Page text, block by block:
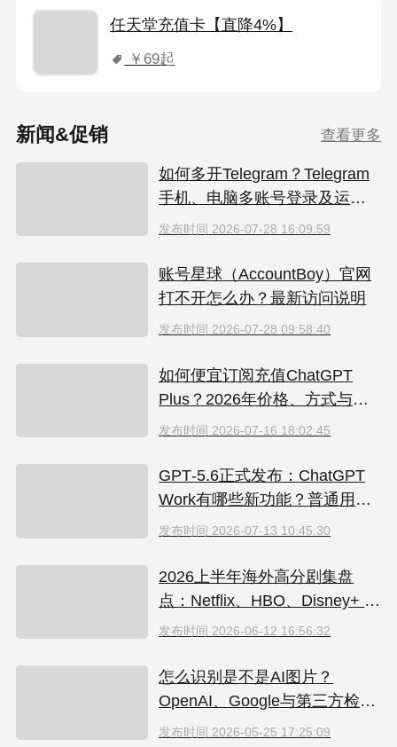
任天堂充值卡【直降4%】
￥69起
新闻&促销 查看更多
如何多开Telegram？Telegram
手机、电脑多账号登录及运营
指南
发布时间 2026-07-28 16:09:59
账号星球（AccountBoy）官网
打不开怎么办？最新访问说明
发布时间 2026-07-28 09:58:40
如何便宜订阅充值ChatGPT
Plus？2026年价格、方式与避
坑指南
发布时间 2026-07-16 18:02:45
GPT‑5.6正式发布：ChatGPT
Work有哪些新功能？普通用户
值得升级吗
发布时间 2026-07-13 10:45:30
2026上半年海外高分剧集盘
点：Netflix、HBO、Disney+ 哪
些爆款必追？（附国内超划算
发布时间 2026-06-12 16:56:32
怎么识别是不是AI图片？
OpenAI、Google与第三方检测
工具对比
发布时间 2026-05-25 17:25:09